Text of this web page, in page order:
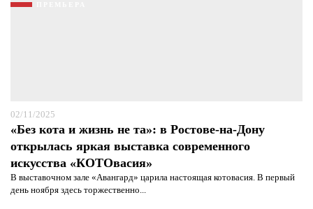
02/11/2025
«Без кота и жизнь не та»: в Ростове-на-Дону
открылась яркая выставка современного
искусства «КОТОвасия»
В выставочном зале «Авангард» царила настоящая котовасия. В первый
день ноября здесь торжественно...